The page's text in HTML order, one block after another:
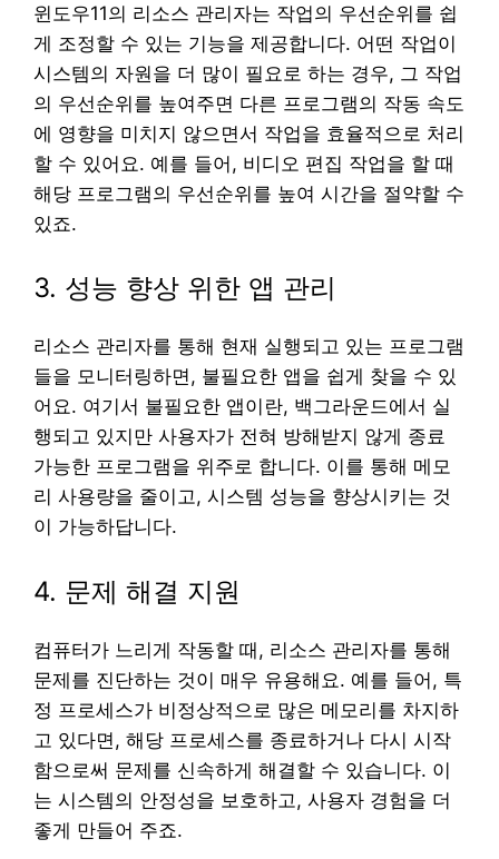
윈도우11의 리소스 관리자는 작업의 우선순위를 쉽
게 조정할 수 있는 기능을 제공합니다. 어떤 작업이
시스템의 자원을 더 많이 필요로 하는 경우, 그 작업
의 우선순위를 높여주면 다른 프로그램의 작동 속도
에 영향을 미치지 않으면서 작업을 효율적으로 처리
할 수 있어요. 예를 들어, 비디오 편집 작업을 할 때
해당 프로그램의 우선순위를 높여 시간을 절약할 수
있죠.
3. 성능 향상 위한 앱 관리
리소스 관리자를 통해 현재 실행되고 있는 프로그램
들을 모니터링하면, 불필요한 앱을 쉽게 찾을 수 있
어요. 여기서 불필요한 앱이란, 백그라운드에서 실
행되고 있지만 사용자가 전혀 방해받지 않게 종료
가능한 프로그램을 위주로 합니다. 이를 통해 메모
리 사용량을 줄이고, 시스템 성능을 향상시키는 것
이 가능하답니다.
4. 문제 해결 지원
컴퓨터가 느리게 작동할 때, 리소스 관리자를 통해
문제를 진단하는 것이 매우 유용해요. 예를 들어, 특
정 프로세스가 비정상적으로 많은 메모리를 차지하
고 있다면, 해당 프로세스를 종료하거나 다시 시작
함으로써 문제를 신속하게 해결할 수 있습니다. 이
는 시스템의 안정성을 보호하고, 사용자 경험을 더
좋게 만들어 주죠.